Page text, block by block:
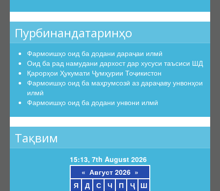
Пурбинандатаринҳо
Фармоишҳо оид ба додани дараҷаи илмӣ
Оид ба рад намудани дархост дар хусуси таъсиси ШД
Қарорҳои Ҳукумати Ҷумҳурии Тоҷикистон
Фармоишҳо оид ба маҳрумсозӣ аз дараҷаву унвонҳои
илмӣ
Фармоишҳо оид ба додани унвони илмӣ
Тақвим
15:13, 7th August 2026
« Август 2026 »
Я
Д С Ч П Ҷ
Ш